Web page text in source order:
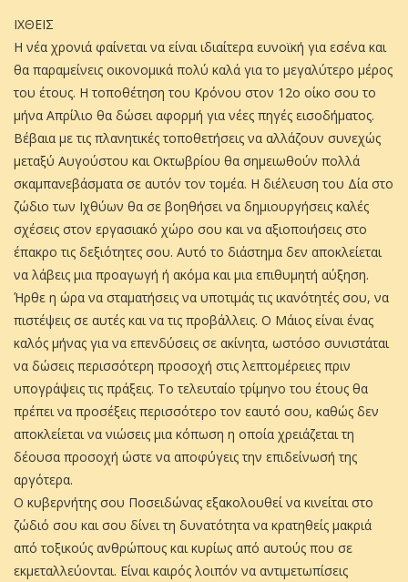
ΙΧΘΕΙΣ
Η νέα χρονιά φαίνεται να είναι ιδιαίτερα ευνοϊκή για εσένα και
θα παραμείνεις οικονομικά πολύ καλά για το μεγαλύτερο μέρος
του έτους. Η τοποθέτηση του Κρόνου στον 12ο οίκο σου το
μήνα Απρίλιο θα δώσει αφορμή για νέες πηγές εισοδήματος.
Βέβαια με τις πλανητικές τοποθετήσεις να αλλάζουν συνεχώς
μεταξύ Αυγούστου και Οκτωβρίου θα σημειωθούν πολλά
σκαμπανεβάσματα σε αυτόν τον τομέα. Η διέλευση του Δία στο
ζώδιο των Ιχθύων θα σε βοηθήσει να δημιουργήσεις καλές
σχέσεις στον εργασιακό χώρο σου και να αξιοποιήσεις στο
έπακρο τις δεξιότητες σου. Αυτό το διάστημα δεν αποκλείεται
να λάβεις μια προαγωγή ή ακόμα και μια επιθυμητή αύξηση.
Ήρθε η ώρα να σταματήσεις να υποτιμάς τις ικανότητές σου, να
πιστέψεις σε αυτές και να τις προβάλλεις. Ο Μάιος είναι ένας
καλός μήνας για να επενδύσεις σε ακίνητα, ωστόσο συνιστάται
να δώσεις περισσότερη προσοχή στις λεπτομέρειες πριν
υπογράψεις τις πράξεις. Το τελευταίο τρίμηνο του έτους θα
πρέπει να προσέξεις περισσότερο τον εαυτό σου, καθώς δεν
αποκλείεται να νιώσεις μια κόπωση η οποία χρειάζεται τη
δέουσα προσοχή ώστε να αποφύγεις την επιδείνωσή της
αργότερα.
Ο κυβερνήτης σου Ποσειδώνας εξακολουθεί να κινείται στο
ζώδιό σου και σου δίνει τη δυνατότητα να κρατηθείς μακριά
από τοξικούς ανθρώπους και κυρίως από αυτούς που σε
εκμεταλλεύονται. Είναι καιρός λοιπόν να αντιμετωπίσεις